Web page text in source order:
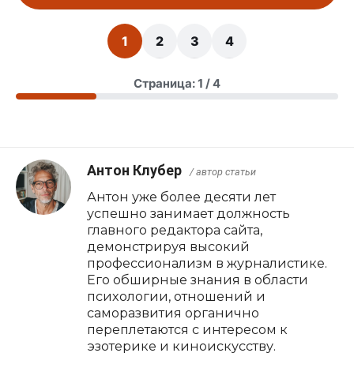
1 2 3 4
Страница: 1 / 4
Антон Клубер / автор статьи
Антон уже более десяти лет
успешно занимает должность
главного редактора сайта,
демонстрируя высокий
профессионализм в журналистике.
Его обширные знания в области
психологии, отношений и
саморазвития органично
переплетаются с интересом к
эзотерике и киноискусству.